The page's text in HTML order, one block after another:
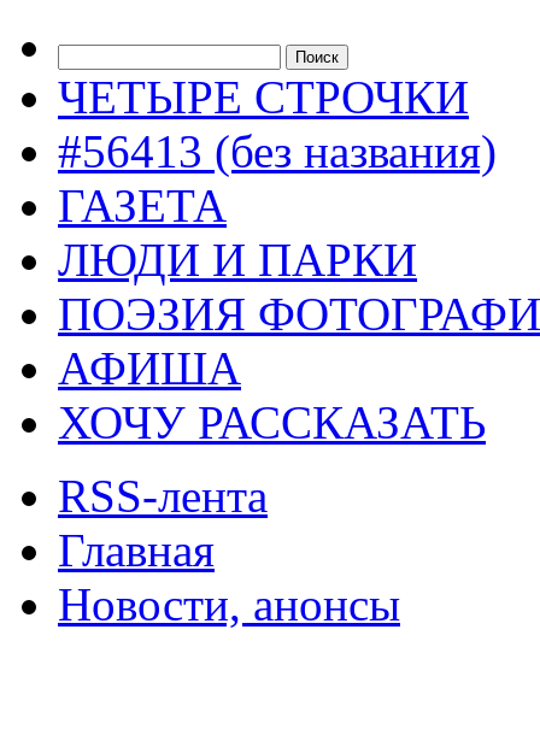
ЧЕТЫРЕ СТРОЧКИ
#56413 (без названия)
ГАЗЕТА
ЛЮДИ И ПАРКИ
ПОЭЗИЯ
АФИША
ХОЧУ РАССКАЗАТЬ
RSS-лента
Главная
Новости, анонсы